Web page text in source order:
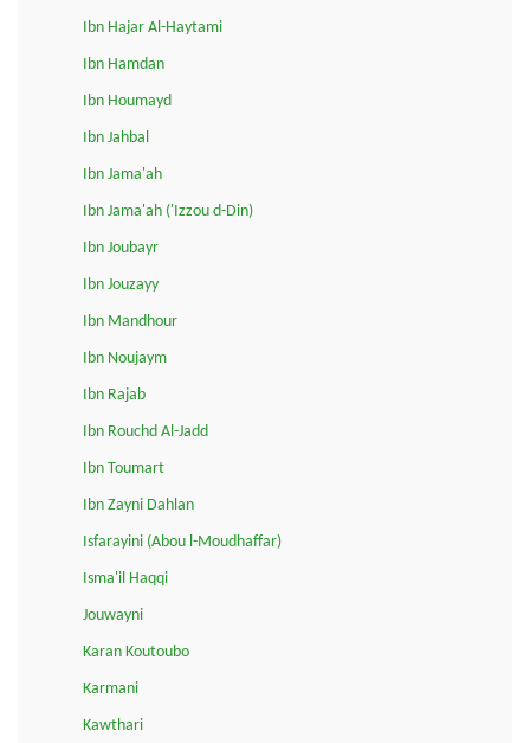
Ibn Hajar Al-Haytami
Ibn Hamdan
Ibn Houmayd
Ibn Jahbal
Ibn Jama'ah
Ibn Jama'ah ('Izzou d-Din)
Ibn Joubayr
Ibn Jouzayy
Ibn Mandhour
Ibn Noujaym
Ibn Rajab
Ibn Rouchd Al-Jadd
Ibn Toumart
Ibn Zayni Dahlan
Isfarayini (Abou l-Moudhaffar)
Isma'il Haqqi
Jouwayni
Karan Koutoubo
Karmani
Kawthari